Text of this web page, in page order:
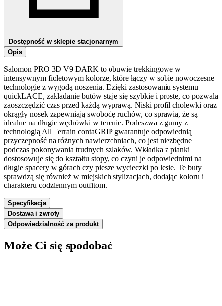
Dostępność w sklepie stacjonarnym
Opis
Salomon PRO 3D V9 DARK to obuwie trekkingowe w
intensywnym fioletowym kolorze, które łączy w sobie nowoczesne
technologie z wygodą noszenia. Dzięki zastosowaniu systemu
quickLACE, zakładanie butów staje się szybkie i proste, co pozwala
zaoszczędzić czas przed każdą wyprawą. Niski profil cholewki oraz
okrągły nosek zapewniają swobodę ruchów, co sprawia, że są
idealne na długie wędrówki w terenie. Podeszwa z gumy z
technologią All Terrain contaGRIP gwarantuje odpowiednią
przyczepność na różnych nawierzchniach, co jest niezbędne
podczas pokonywania trudnych szlaków. Wkładka z pianki
dostosowuje się do kształtu stopy, co czyni je odpowiednimi na
długie spacery w górach czy piesze wycieczki po lesie. Te buty
sprawdzą się również w miejskich stylizacjach, dodając koloru i
charakteru codziennym outfitom.
Specyfikacja
Dostawa i zwroty
Odpowiedzialność za produkt
Może Ci się spodobać